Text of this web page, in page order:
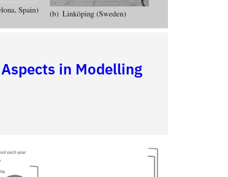
in Modelling